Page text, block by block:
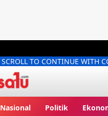
SCROLL TO CONTINUE WITH
Nasional Politik